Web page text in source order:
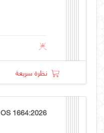
نظرة سريعة
OS 1664:2026